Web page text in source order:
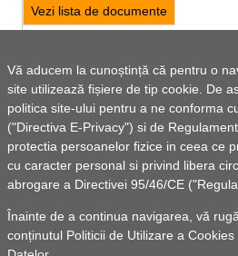
Vă aducem la cunoștință că pentru o
site utilizează fișiere de tip cookie. De
politica site-ului pentru a ne conforma
("Directiva E-Privacy") si de
protectia persoanelor fizice in ceea ce
cu caracter personal si privind libera
abrogare a Directivei 95/46/CE
Înainte de a continua navigarea, vă
conținutul Politicii de Utilizare a Cookies
Vezi lista de documente